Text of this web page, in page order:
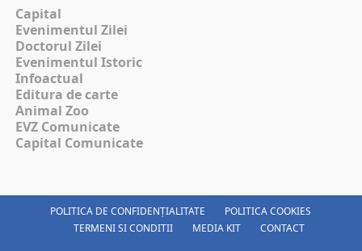
Capital
Evenimentul Zilei
Doctorul Zilei
Evenimentul Istoric
Infoactual
Editura de carte
Animal Zoo
EVZ Comunicate
Capital Comunicate
POLITICA DE CONFIDENȚIALITATE
POLITICA COOKIES
TERMENI SI CONDITII
MEDIA KIT
CONTACT